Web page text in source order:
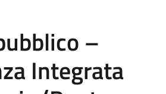
–
Integrata